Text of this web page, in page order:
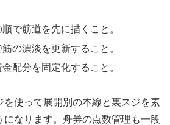
で筋道を先に描くこと。
の濃淡を更新すること。
配分を固定化すること。
を使って展開別の本線と裏スジを素
になります。舟券の点数管理も一段